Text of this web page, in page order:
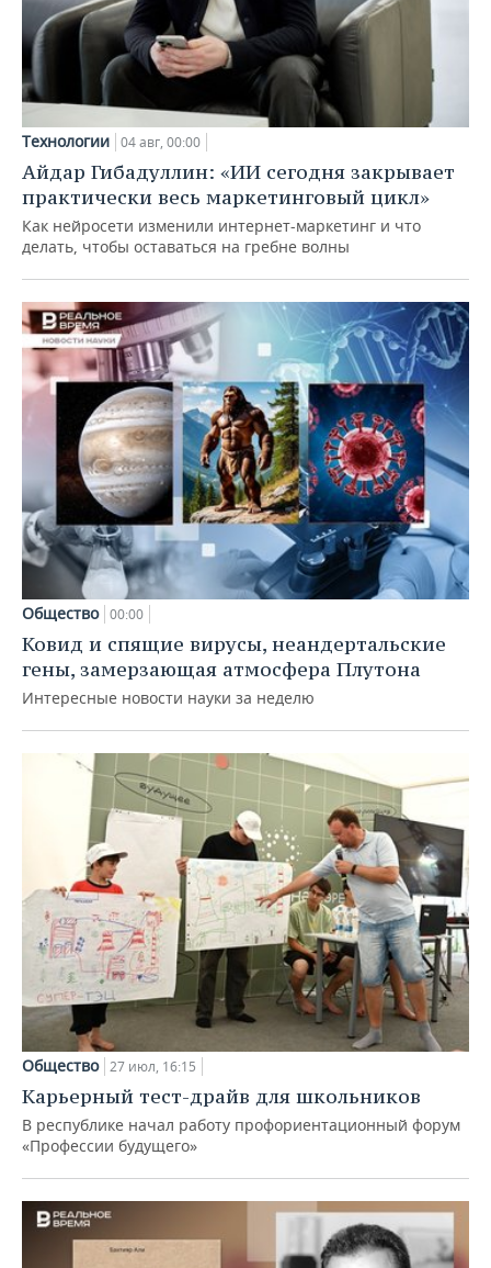
Технологии 04 авг, 00:00
Айдар Гибадуллин: «ИИ сегодня закрывает
практически весь маркетинговый цикл»
Как нейросети изменили интернет-маркетинг и что
делать, чтобы оставаться на гребне волны
Общество 00:00
Ковид и спящие вирусы, неандертальские
гены, замерзающая атмосфера Плутона
Интересные новости науки за неделю
Общество 27 июл, 16:15
Карьерный тест-драйв для школьников
В республике начал работу профориентационный форум
«Профессии будущего»